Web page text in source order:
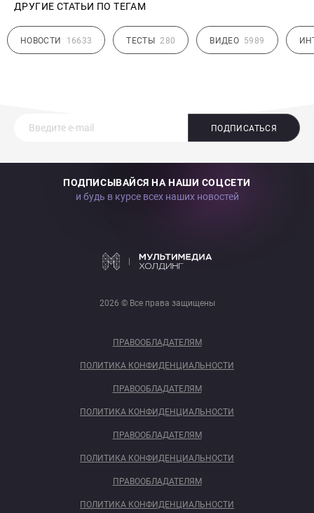
ДРУГИЕ СТАТЬИ ПО ТЕГАМ
НОВОСТИ 16633 ТЕСТЫ 280 ВИДЕО 5989
ПОДПИСАТЬСЯ
ПОДПИСЫВАЙСЯ НА НАШИ СОЦСЕТИ
и будь в курсе всех наших новостей
2026 © Все права защищены
ПРАВООБЛАДАТЕЛЯМ
ПОЛИТИКА КОНФИДЕНЦИАЛЬНОСТИ
ПРАВООБЛАДАТЕЛЯМ
ПОЛИТИКА КОНФИДЕНЦИАЛЬНОСТИ
ПРАВООБЛАДАТЕЛЯМ
ПОЛИТИКА КОНФИДЕНЦИАЛЬНОСТИ
ПРАВООБЛАДАТЕЛЯМ
ПОЛИТИКА КОНФИДЕНЦИАЛЬНОСТИ